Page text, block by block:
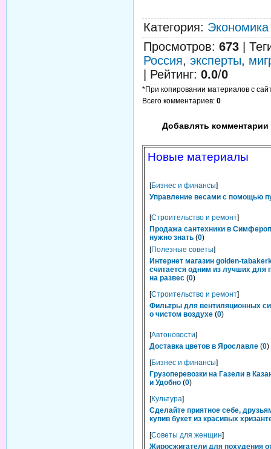
Категория: Экономика
Просмотров: 673
Россия, эксперты,
Рейтинг: 0.0/0
*При копировании материалов с
Всего комментариев: 0
Добавлять комментарии
Новые материалы
[Бизнес и финансы]
Управление весами с помощью
[Строительство и ремонт]
Продажа сантехники в
нужно знать (0)
[Полезные советы]
Интернет магазин golden-
считается одним из лучших для
на развес (0)
[Строительство и ремонт]
Фильтры для вентиляционных
о чистом воздухе (0)
[Автоновости]
Доставка цветов в Ярославле (0)
[Бизнес и финансы]
Грузоперевозки на Газели в
и Удобно (0)
[Культура]
Сделайте приятное себе,
купив букет из красивых
[Советы для женщин]
Жиросжигатели для похудения